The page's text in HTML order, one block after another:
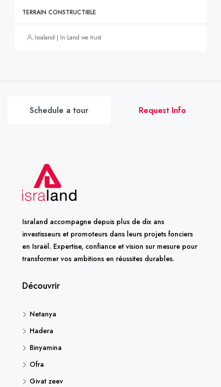
TERRAIN CONSTRUCTIBLE
Israland | In Land we trust
Schedule a tour Request Info
Israland accompagne depuis plus de dix ans
investisseurs et promoteurs dans leurs projets fonciers
en Israël. Expertise, confiance et vision sur mesure pour
transformer vos ambitions en réussites durables.
Découvrir
Netanya
Hadera
Binyamina
Ofra
Givat zeev